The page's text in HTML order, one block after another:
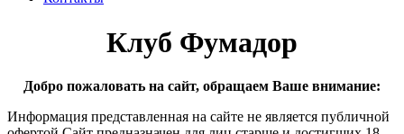
Клуб Фумадор
Добро пожаловать на сайт, обращаем Ваше внимание:
Информация представленная на сайте не является публичной